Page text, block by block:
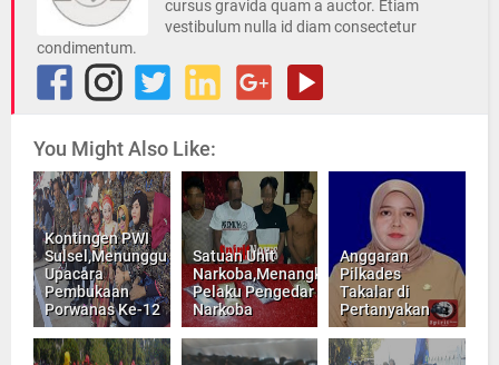
cursus gravida quam a auctor. Etiam
vestibulum nulla id diam consectetur
condimentum.
You Might Also Like:
Kontingen PWI
Sulsel,Menunggu
Upacara
Pembukaan
Porwanas Ke-12
Satuan Unit
Narkoba,Menangkap
Pelaku Pengedar
Narkoba
Anggaran
Pilkades
Takalar di
Pertanyakan